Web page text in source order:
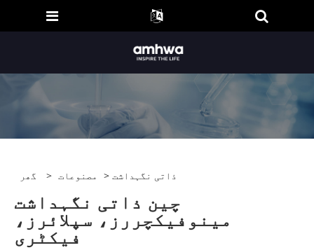
گھر > مصنوعات > ذاتی نگہداشت
چین ذاتی نگہداشت
مینوفیکچررز، سپلائرز،
فیکٹری